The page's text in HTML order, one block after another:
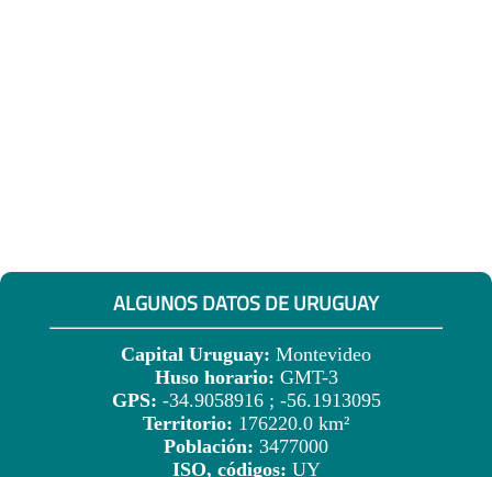
ALGUNOS DATOS DE URUGUAY
Capital Uruguay: Montevideo
Huso horario: GMT-3
GPS: -34.9058916 ; -56.1913095
Territorio: 176220.0 km²
Población: 3477000
ISO, códigos: UY